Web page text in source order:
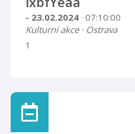
- 23.02.2024 · 07:10:00
Kulturní akce · Ostrava
1